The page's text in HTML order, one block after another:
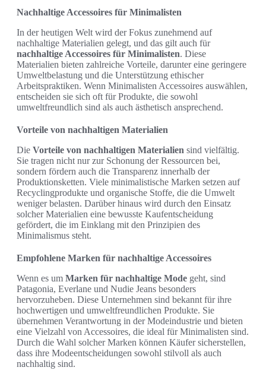
Nachhaltige Accessoires für Minimalisten
In der heutigen Welt wird der Fokus zunehmend auf
nachhaltige Materialien gelegt, und das gilt auch für
nachhaltige Accessoires für Minimalisten. Diese
Materialien bieten zahlreiche Vorteile, darunter eine geringere
Umweltbelastung und die Unterstützung ethischer
Arbeitspraktiken. Wenn Minimalisten Accessoires auswählen,
entscheiden sie sich oft für Produkte, die sowohl
umweltfreundlich sind als auch ästhetisch ansprechend.
Vorteile von nachhaltigen Materialien
Die Vorteile von nachhaltigen Materialien sind vielfältig.
Sie tragen nicht nur zur Schonung der Ressourcen bei,
sondern fördern auch die Transparenz innerhalb der
Produktionsketten. Viele minimalistische Marken setzen auf
Recyclingprodukte und organische Stoffe, die die Umwelt
weniger belasten. Darüber hinaus wird durch den Einsatz
solcher Materialien eine bewusste Kaufentscheidung
gefördert, die im Einklang mit den Prinzipien des
Minimalismus steht.
Empfohlene Marken für nachhaltige Accessoires
Wenn es um Marken für nachhaltige Mode geht, sind
Patagonia, Everlane und Nudie Jeans besonders
hervorzuheben. Diese Unternehmen sind bekannt für ihre
hochwertigen und umweltfreundlichen Produkte. Sie
übernehmen Verantwortung in der Modeindustrie und bieten
eine Vielzahl von Accessoires, die ideal für Minimalisten sind.
Durch die Wahl solcher Marken können Käufer sicherstellen,
dass ihre Modeentscheidungen sowohl stilvoll als auch
nachhaltig sind.